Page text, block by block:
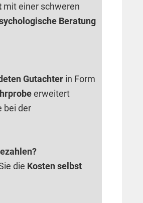
mit einer schweren
Beratung
Gutachter in Form
erweitert
bei der
die Kosten selbst